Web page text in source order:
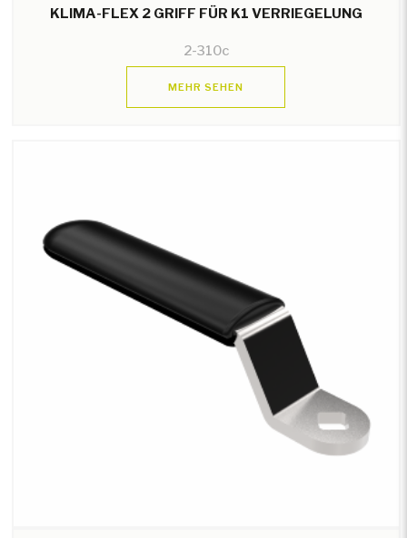
KLIMA-FLEX 2 GRIFF FÜR K1 VERRIEGELUNG
2-310c
MEHR SEHEN